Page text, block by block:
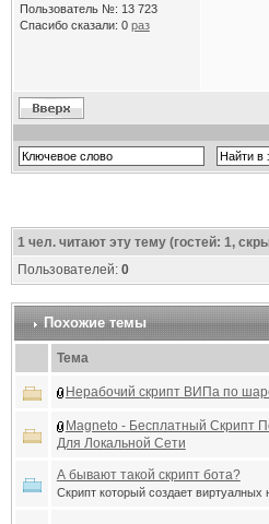
Пользователь №: 13 723
Спасибо сказали: 0 раз
1чел. читают эту тему (гостей: 1,
Пользователей: 0
Похожие темы
Тема
Нерабочий скрипт ВИПа по
Magneto - Бесплатный Скрипт
Для Локальной Сети
А бывают такой скрипт бота?
Скрипт который создает